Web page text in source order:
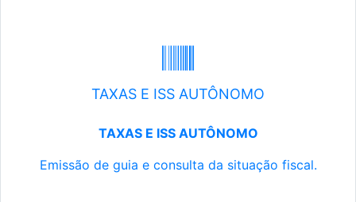
TAXAS E ISS AUTÔNOMO
TAXAS E ISS AUTÔNOMO
Emissão de guia e consulta da situação fiscal.